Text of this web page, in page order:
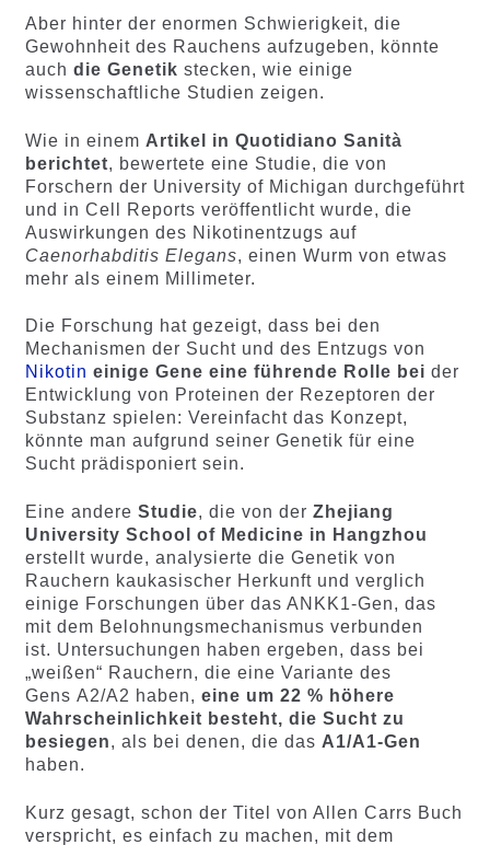
Aber hinter der enormen Schwierigkeit, die
Gewohnheit des Rauchens aufzugeben, könnte
auch die Genetik stecken, wie einige
wissenschaftliche Studien zeigen.
Wie in einem Artikel in Quotidiano Sanità
berichtet, bewertete eine Studie, die von
Forschern der University of Michigan durchgeführt
und in Cell Reports veröffentlicht wurde, die
Auswirkungen des Nikotinentzugs auf
Caenorhabditis Elegans, einen Wurm von etwas
mehr als einem Millimeter.
Die Forschung hat gezeigt, dass bei den
Mechanismen der Sucht und des Entzugs von
Nikotin einige Gene eine führende Rolle bei der
Entwicklung von Proteinen der Rezeptoren der
Substanz spielen: Vereinfacht das Konzept,
könnte man aufgrund seiner Genetik für eine
Sucht prädisponiert sein.
Eine andere Studie, die von der Zhejiang
University School of Medicine in Hangzhou
erstellt wurde, analysierte die Genetik von
Rauchern kaukasischer Herkunft und verglich
einige Forschungen über das ANKK1-Gen, das
mit dem Belohnungsmechanismus verbunden
ist. Untersuchungen haben ergeben, dass bei
„weißen“ Rauchern, die eine Variante des
Gens A2/A2 haben, eine um 22 % höhere
Wahrscheinlichkeit besteht, die Sucht zu
besiegen, als bei denen, die das A1/A1-Gen
haben.
Kurz gesagt, schon der Titel von Allen Carrs Buch
verspricht, es einfach zu machen, mit dem